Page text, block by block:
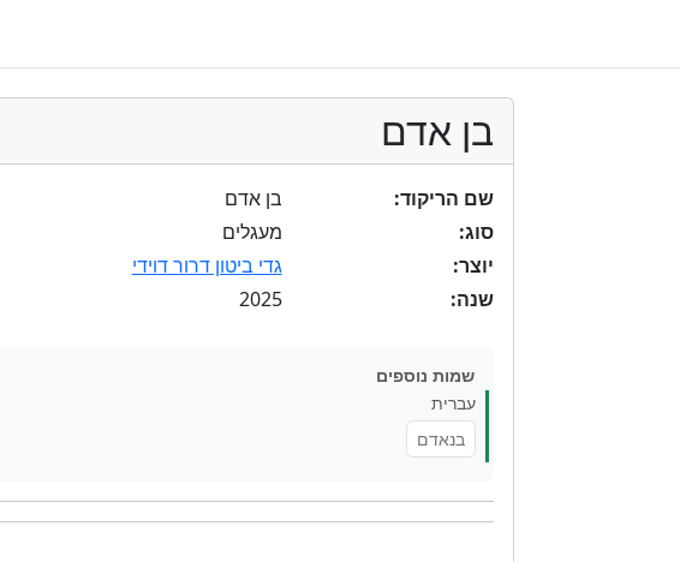
בן אדם
שם הריקוד:
בן אדם
סוג:
מעגלים
יוצר:
גדי ביטון דרור דוידי
שנה:
2025
שמות נוספים
עברית
בנאדם